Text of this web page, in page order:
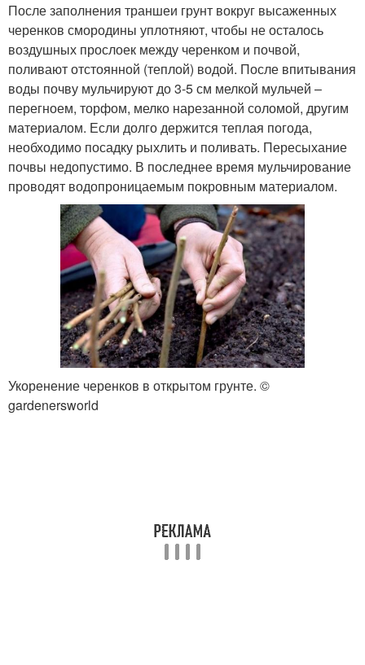
После заполнения траншеи грунт вокруг высаженных
черенков смородины уплотняют, чтобы не осталось
воздушных прослоек между черенком и почвой,
поливают отстоянной (теплой) водой. После впитывания
воды почву мульчируют до 3-5 см мелкой мульчей –
перегноем, торфом, мелко нарезанной соломой, другим
материалом. Если долго держится теплая погода,
необходимо посадку рыхлить и поливать. Пересыхание
почвы недопустимо. В последнее время мульчирование
проводят водопроницаемым покровным материалом.
Укоренение черенков в открытом грунте. ©
gardenersworld